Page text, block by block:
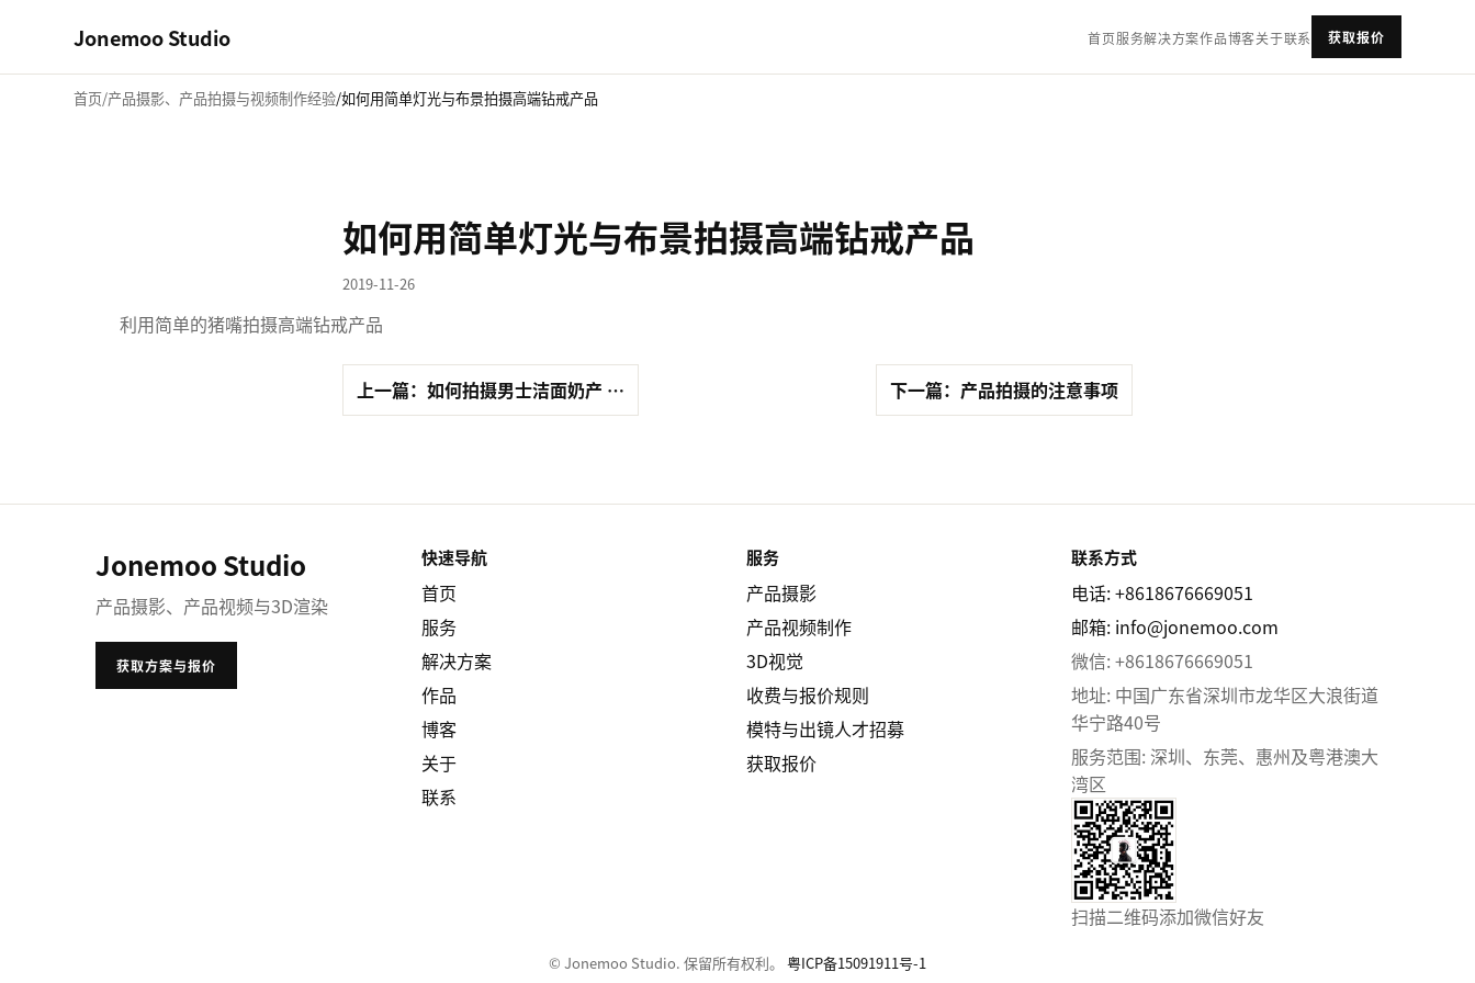
Jonemoo Studio 首页服务解决方案作品博客关于联系 获取报价
首页 产品摄影、产品拍摄与视频制作经验 如何用简单灯光与布景拍摄高端钻戒产品
如何用简单灯光与布景拍摄高端钻戒产品
2019-11-26
利用简单的猪嘴拍摄高端钻戒产品
上一篇：如何拍摄男士洁面奶产 … 下一篇：产品拍摄的注意事项
Jonemoo Studio
产品摄影、产品视频与3D渲染
获取方案与报价
快速导航
首页
服务
解决方案
作品
博客
关于
联系
服务
产品摄影
产品视频制作
3D视觉
收费与报价规则
模特与出镜人才招募
获取报价
联系方式
电话: +8618676669051
邮箱: info@jonemoo.com
微信: +8618676669051
地址: 中国广东省深圳市龙华区大浪街道
华宁路40号
服务范围: 深圳、东莞、惠州及粤港澳大
湾区
扫描二维码添加微信好友
© Jonemoo Studio. 保留所有权利。 粤ICP备15091911号-1